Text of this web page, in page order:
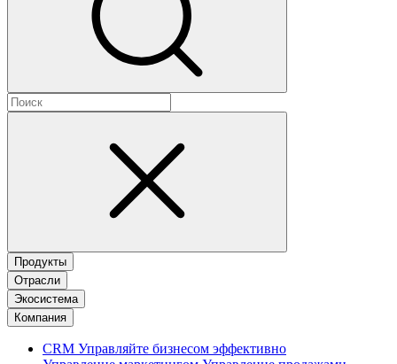
Продукты
Отрасли
Экосистема
Компания
CRM Управляйте бизнесом эффективно